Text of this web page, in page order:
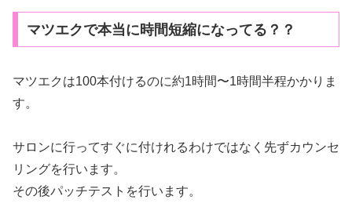
マツエクで本当に時間短縮になってる？？
マツエクは100本付けるのに約1時間〜1時間半程かかりま
す。
サロンに行ってすぐに付けれるわけではなく先ずカウンセ
リングを行います。
その後パッチテストを行います。